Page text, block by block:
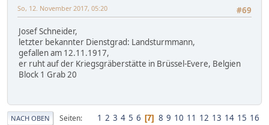
#69
So, 12. November 2017, 05:20
Josef Schneider,
letzter bekannter Dienstgrad: Landsturmmann,
gefallen am 12.11.1917,
er ruht auf der Kriegsgräberstätte in Brüssel-Evere, Belgien
Block 1 Grab 20
NACH OBEN Seiten 1 2 3 4 5 6 7 8 9 10 11 12 13 14 15 16